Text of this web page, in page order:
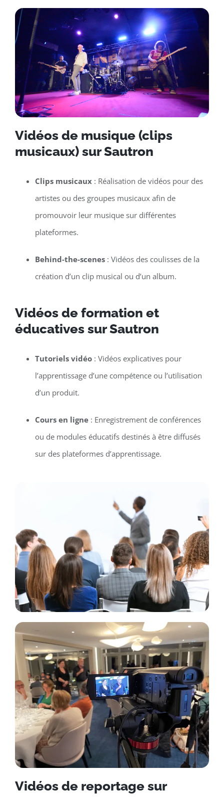
Vidéos de musique (clips
musicaux) sur Sautron
Clips musicaux: Réalisation de vidéos pour des
artistes ou des groupes musicaux afin de
promouvoir leur musique sur différentes
plateformes.
Behind-the-scenes: Vidéos des coulisses de la
création d’un clip musical ou d’un album.
Vidéos de formation et
éducatives sur Sautron
Tutoriels vidéo: Vidéos explicatives pour
l’apprentissage d’une compétence ou l’utilisation
d’un produit.
Cours en ligne: Enregistrement de conférences
ou de modules éducatifs destinés à être diffusés
sur des plateformes d’apprentissage.
Vidéos de reportage sur